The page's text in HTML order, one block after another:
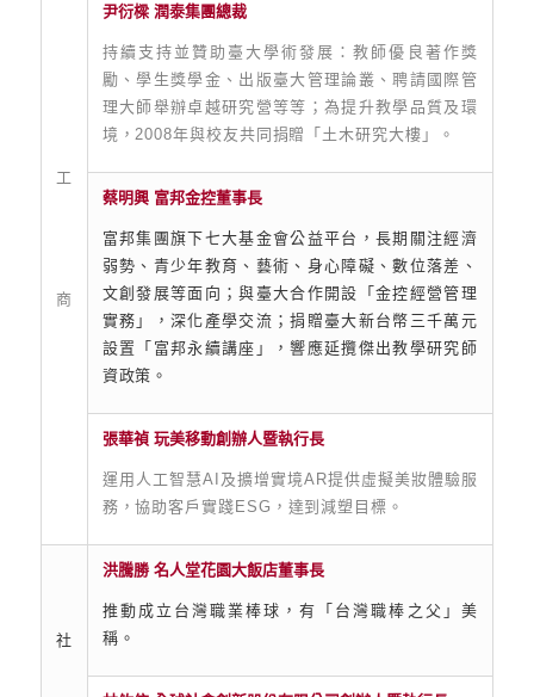
工
商
尹衍樑 潤泰集團總裁
持續支持並贊助臺大學術發展：教師優良著作獎
勵、學生獎學金、出版臺大管理論叢、聘請國際管
理大師舉辦卓越研究營等等；為提升教學品質及環
境，2008年與校友共同捐贈「土木研究大樓」。
蔡明興 富邦金控董事長
富邦集團旗下七大基金會公益平台，長期關注經濟
弱勢、青少年教育、藝術、身心障礙、數位落差、
文創發展等面向；與臺大合作開設「金控經營管理
實務」，深化產學交流；捐贈臺大新台幣三千萬元
設置「富邦永續講座」，響應延攬傑出教學研究師
資政策。
張華禎 玩美移動創辦人暨執行長
運用人工智慧AI及擴增實境AR提供虛擬美妝體驗服
務，協助客戶實踐ESG，達到減塑目標。
社
洪騰勝 名人堂花園大飯店董事長
推動成立台灣職業棒球，有「台灣職棒之父」美
稱。